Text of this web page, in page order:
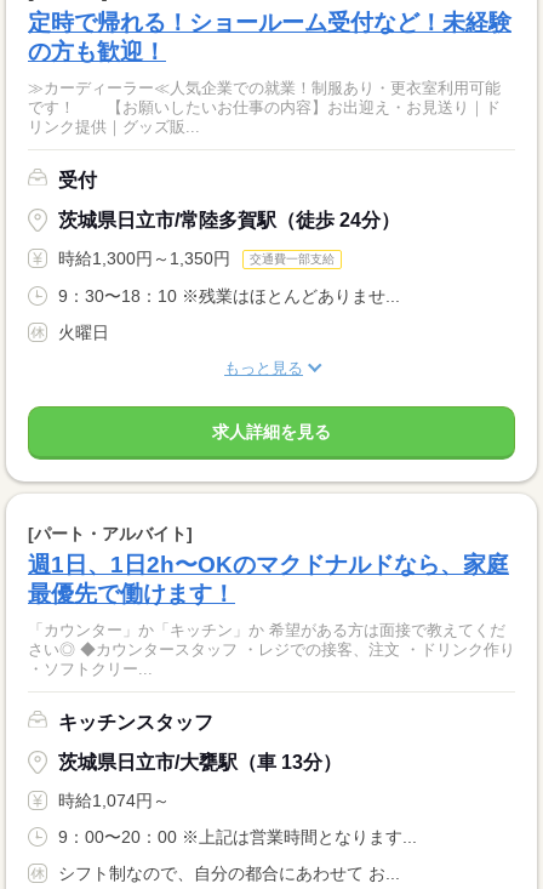
定時で帰れる！ショールーム受付など！未経験
の方も歓迎！
≫カーディーラー≪人気企業での就業！制服あり・更衣室利用可能
です！ 【お願いしたいお仕事の内容】お出迎え・お見送り｜ド
リンク提供｜グッズ販...
受付
茨城県日立市/常陸多賀駅（徒歩 24分）
時給1,300円～1,350円 交通費一部支給
9：30〜18：10 ※残業はほとんどありませ...
火曜日
もっと見る
求人詳細を見る
[パート・アルバイト]
週1日、1日2h〜OKのマクドナルドなら、家庭
最優先で働けます！
「カウンター」か「キッチン」か 希望がある方は面接で教えてくだ
さい◎ ◆カウンタースタッフ ・レジでの接客、注文 ・ドリンク作り
・ソフトクリー...
キッチンスタッフ
茨城県日立市/大甕駅（車 13分）
時給1,074円～
9：00〜20：00 ※上記は営業時間となります...
シフト制なので、自分の都合にあわせて お...